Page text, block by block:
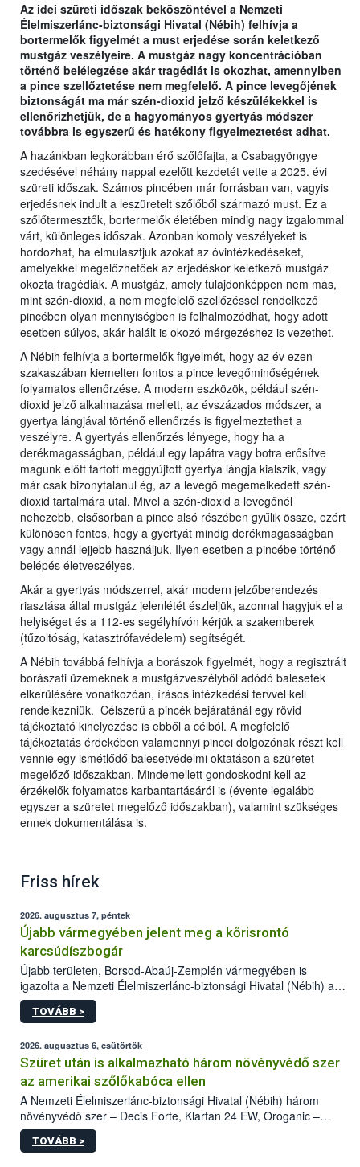
Az idei szüreti időszak beköszöntével a Nemzeti
Élelmiszerlánc-biztonsági Hivatal (Nébih) felhívja a
bortermelők figyelmét a must erjedése során keletkező
mustgáz veszélyeire. A mustgáz nagy koncentrációban
történő belélegzése akár tragédiát is okozhat, amennyiben
a pince szellőztetése nem megfelelő. A pince levegőjének
biztonságát ma már szén-dioxid jelző készülékekkel is
ellenőrizhetjük, de a hagyományos gyertyás módszer
továbbra is egyszerű és hatékony figyelmeztetést adhat.
A hazánkban legkorábban érő szőlőfajta, a Csabagyöngye
szedésével néhány nappal ezelőtt kezdetét vette a 2025. évi
szüreti időszak. Számos pincében már forrásban van, vagyis
erjedésnek indult a leszüretelt szőlőből származó must. Ez a
szőlőtermesztők, bortermelők életében mindig nagy izgalommal
várt, különleges időszak. Azonban komoly veszélyeket is
hordozhat, ha elmulasztjuk azokat az óvintézkedéseket,
amelyekkel megelőzhetőek az erjedéskor keletkező mustgáz
okozta tragédiák. A mustgáz, amely tulajdonképpen nem más,
mint szén-dioxid, a nem megfelelő szellőzéssel rendelkező
pincében olyan mennyiségben is felhalmozódhat, hogy adott
esetben súlyos, akár halált is okozó mérgezéshez is vezethet.
A Nébih felhívja a bortermelők figyelmét, hogy az év ezen
szakaszában kiemelten fontos a pince levegőminőségének
folyamatos ellenőrzése. A modern eszközök, például szén-
dioxid jelző alkalmazása mellett, az évszázados módszer, a
gyertya lángjával történő ellenőrzés is figyelmeztethet a
veszélyre. A gyertyás ellenőrzés lényege, hogy ha a
derékmagasságban, például egy lapátra vagy botra erősítve
magunk előtt tartott meggyújtott gyertya lángja kialszik, vagy
már csak bizonytalanul ég, az a levegő megemelkedett szén-
dioxid tartalmára utal. Mivel a szén-dioxid a levegőnél
nehezebb, elsősorban a pince alsó részében gyűlik össze, ezért
különösen fontos, hogy a gyertyát mindig derékmagasságban
vagy annál lejjebb használjuk. Ilyen esetben a pincébe történő
belépés életveszélyes.
Akár a gyertyás módszerrel, akár modern jelzőberendezés
riasztása által mustgáz jelenlétét észleljük, azonnal hagyjuk el a
helyiséget és a 112-es segélyhívón kérjük a szakemberek
(tűzoltóság, katasztrófavédelem) segítségét.
A Nébih továbbá felhívja a borászok figyelmét, hogy a regisztrált
borászati üzemeknek a mustgázveszélyből adódó balesetek
elkerülésére vonatkozóan, írásos intézkedési tervvel kell
rendelkezniük. Célszerű a pincék bejáratánál egy rövid
tájékoztató kihelyezése is ebből a célból. A megfelelő
tájékoztatás érdekében valamennyi pincei dolgozónak részt kell
vennie egy ismétlődő balesetvédelmi oktatáson a szüretet
megelőző időszakban. Mindemellett gondoskodni kell az
érzékelők folyamatos karbantartásáról is (évente legalább
egyszer a szüretet megelőző időszakban), valamint szükséges
ennek dokumentálása is.
Friss hírek
2026. augusztus 7, péntek
Újabb vármegyében jelent meg a kőrisrontó
karcsúdíszbogár
Újabb területen, Borsod-Abaúj-Zemplén vármegyében is
igazolta a Nemzeti Élelmiszerlánc-biztonsági Hivatal (Nébih) a
kőrisrontó karcsúdíszbogár (Agrilus planipennis) jelenlétét. A
kártevőt nem csak színcsapdában találták meg, de már fertőzött
az intenzív felderítést, emellett az intézkedéseket a szlovák
hatósággal is összehangolják a terjedés megállítása érdekében.
TOVÁBB >
2026. augusztus 6, csütörtök
Szüret után is alkalmazható három növényvédő szer
az amerikai szőlőkabóca ellen
A Nemzeti Élelmiszerlánc-biztonsági Hivatal (Nébih) három
növényvédő szer – Decis Forte, Klartan 24 EW, Oroganic –
engedélyokiratát módosította, így azok a szüretet követően,
egészen a vesszőérettség (BBCH 91) stádiumáig
TOVÁBB >